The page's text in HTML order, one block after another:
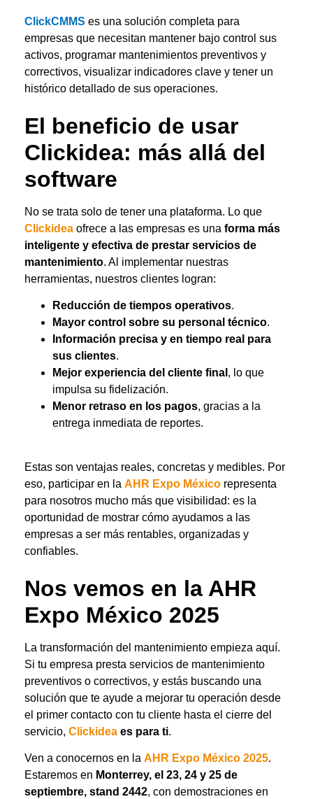
ClickCMMS es una solución completa para
empresas que necesitan mantener bajo control sus
activos, programar mantenimientos preventivos y
correctivos, visualizar indicadores clave y tener un
histórico detallado de sus operaciones.
El beneficio de usar
Clickidea: más allá del
software
No se trata solo de tener una plataforma. Lo que
Clickidea ofrece a las empresas es una forma más
inteligente y efectiva de prestar servicios de
mantenimiento. Al implementar nuestras
herramientas, nuestros clientes logran:
Reducción de tiempos operativos.
Mayor control sobre su personal técnico.
Información precisa y en tiempo real para
sus clientes.
Mejor experiencia del cliente final , lo que
impulsa su fidelización.
Menor retraso en los pagos, gracias a la
entrega inmediata de reportes.
Estas son ventajas reales, concretas y medibles. Por
eso, participar en la AHR Expo México representa
para nosotros mucho más que visibilidad: es la
oportunidad de mostrar cómo ayudamos a las
empresas a ser más rentables, organizadas y
confiables.
Nos vemos en la AHR
Expo México 2025
La transformación del mantenimiento empieza aquí.
Si tu empresa presta servicios de mantenimiento
preventivos o correctivos, y estás buscando una
solución que te ayude a mejorar tu operación desde
el primer contacto con tu cliente hasta el cierre del
servicio, Clickidea es para ti.
Ven a conocernos en la AHR Expo México 2025.
Estaremos en Monterrey, el 23, 24 y 25 de
septiembre, stand 2442, con demostraciones en